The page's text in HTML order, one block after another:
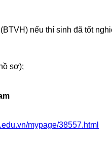
nếu thí sinh đã tốt
sơ);
mypage/38557.html